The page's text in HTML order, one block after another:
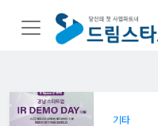
기타